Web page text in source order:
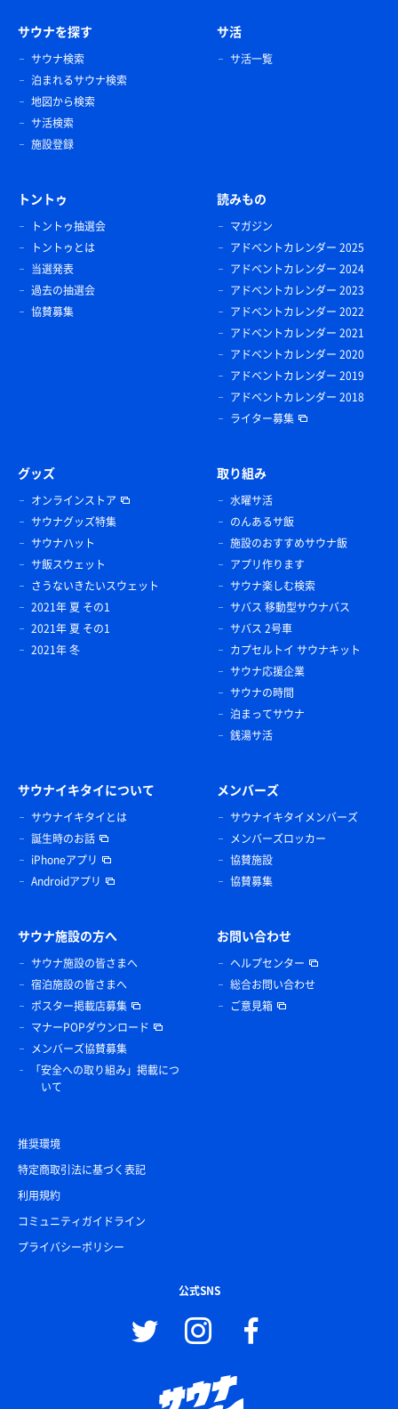
サウナを探す
サウナ検索
泊まれるサウナ検索
地図から検索
サ活検索
施設登録
サ活
サ活一覧
トントゥ
トントゥ抽選会
トントゥとは
当選発表
過去の抽選会
協賛募集
読みもの
マガジン
アドベントカレンダー 2025
アドベントカレンダー 2024
アドベントカレンダー 2023
アドベントカレンダー 2022
アドベントカレンダー 2021
アドベントカレンダー 2020
アドベントカレンダー 2019
アドベントカレンダー 2018
ライター募集
グッズ
オンラインストア
サウナグッズ特集
サウナハット
サ飯スウェット
さうないきたいスウェット
2021年 夏 その1
2021年 夏 その1
2021年 冬
取り組み
水曜サ活
のんあるサ飯
施設のおすすめサウナ飯
アプリ作ります
サウナ楽しむ検索
サバス 移動型サウナバス
サバス 2号車
カプセルトイ サウナキット
サウナ応援企業
サウナの時間
泊まってサウナ
銭湯サ活
サウナイキタイについて
サウナイキタイとは
誕生時のお話
iPhoneアプリ
Androidアプリ
メンバーズ
サウナイキタイメンバーズ
メンバーズロッカー
協賛施設
協賛募集
サウナ施設の方へ
サウナ施設の皆さまへ
宿泊施設の皆さまへ
ポスター掲載店募集
マナーPOPダウンロード
メンバーズ協賛募集
「安全への取り組み」掲載につ
いて
お問い合わせ
ヘルプセンター
総合お問い合わせ
ご意見箱
推奨環境
特定商取引法に基づく表記
利用規約
コミュニティガイドライン
プライバシーポリシー
公式SNS